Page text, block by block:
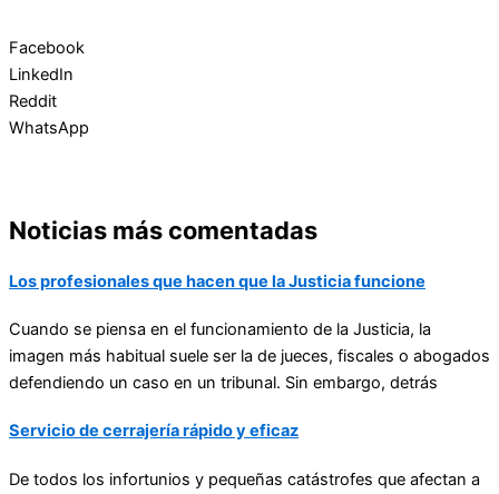
Facebook
LinkedIn
Reddit
WhatsApp
Noticias más comentadas
Los profesionales que hacen que la Justicia funcione
Cuando se piensa en el funcionamiento de la Justicia, la
imagen más habitual suele ser la de jueces, fiscales o abogados
defendiendo un caso en un tribunal. Sin embargo, detrás
Servicio de cerrajería rápido y eficaz
De todos los infortunios y pequeñas catástrofes que afectan a